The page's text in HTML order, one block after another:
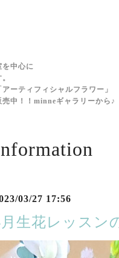
を中心に
ーティフィシャルフラワー」
中！！minneギャラリーから♪
03/27 17:56
生花レッスン